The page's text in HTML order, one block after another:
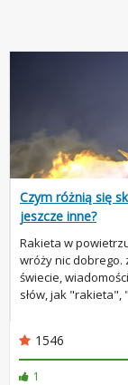
Czym różnią się
jeszcze inne?
Rakieta w
wróży nic
świecie,
słów, jak "rakieta",
1546
1